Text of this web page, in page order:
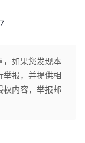
，如果您发现本
举报，并提供相
权内容，举报邮